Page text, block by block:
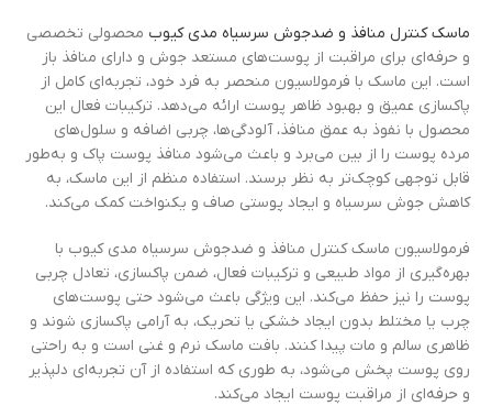
ماسک کنترل منافذ و ضدجوش سرسیاه مدی کیوب محصولی تخصصی
و حرفه‌ای برای مراقبت از پوست‌های مستعد جوش و دارای منافذ باز
است. این ماسک با فرمولاسیون منحصر به فرد خود، تجربه‌ای کامل از
پاکسازی عمیق و بهبود ظاهر پوست ارائه می‌دهد. ترکیبات فعال این
محصول با نفوذ به عمق منافذ، آلودگی‌ها، چربی اضافه و سلول‌های
مرده پوست را از بین می‌برد و باعث می‌شود منافذ پوست پاک و به‌طور
قابل توجهی کوچک‌تر به نظر برسند. استفاده منظم از این ماسک، به
کاهش جوش سرسیاه و ایجاد پوستی صاف و یکنواخت کمک می‌کند.
فرمولاسیون ماسک کنترل منافذ و ضدجوش سرسیاه مدی کیوب با
بهره‌گیری از مواد طبیعی و ترکیبات فعال، ضمن پاکسازی، تعادل چربی
پوست را نیز حفظ می‌کند. این ویژگی باعث می‌شود حتی پوست‌های
چرب یا مختلط بدون ایجاد خشکی یا تحریک، به آرامی پاکسازی شوند و
ظاهری سالم و مات پیدا کنند. بافت ماسک نرم و غنی است و به راحتی
روی پوست پخش می‌شود، به طوری که استفاده از آن تجربه‌ای دلپذیر
و حرفه‌ای از مراقبت پوست ایجاد می‌کند.